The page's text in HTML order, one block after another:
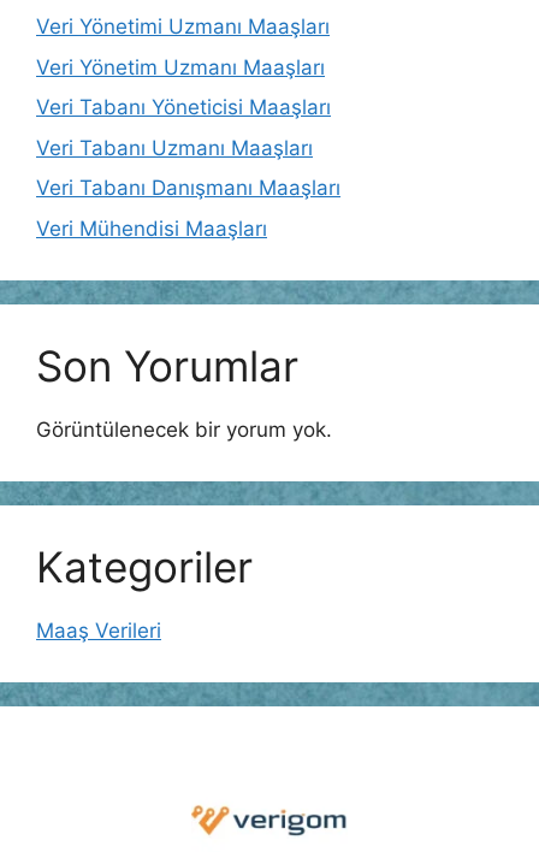
Veri Yönetimi Uzmanı Maaşları
Veri Yönetim Uzmanı Maaşları
Veri Tabanı Yöneticisi Maaşları
Veri Tabanı Uzmanı Maaşları
Veri Tabanı Danışmanı Maaşları
Veri Mühendisi Maaşları
Son Yorumlar
Görüntülenecek bir yorum yok.
Kategoriler
Maaş Verileri